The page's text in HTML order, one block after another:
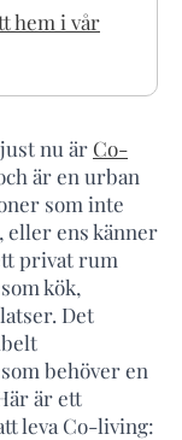
hem i vår
nu är Co-
är en urban
som inte
eller ens känner
privat rum
som kök,
Det
behöver en
är ett
leva Co-living: